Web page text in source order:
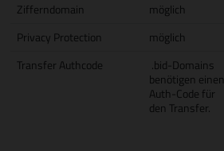
Zifferndomain
möglich
Privacy Protection
möglich
Transfer Authcode
.bid-Domains
benötigen einen
Auth-Code für
den Transfer.